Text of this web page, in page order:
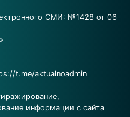
СМИ: №1428 от 06
t.me/aktualnoadmin
информации с сайта